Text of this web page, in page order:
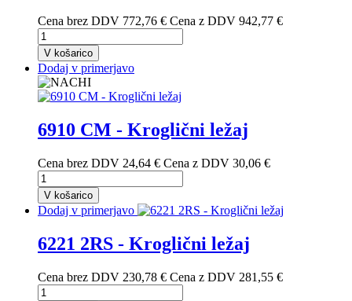
Cena brez DDV 772,76 € Cena z DDV 942,77 €
V košarico
Dodaj v primerjavo
6910 CM - Kroglični ležaj
Cena brez DDV 24,64 € Cena z DDV 30,06 €
V košarico
Dodaj v primerjavo
6221 2RS - Kroglični ležaj
Cena brez DDV 230,78 € Cena z DDV 281,55 €